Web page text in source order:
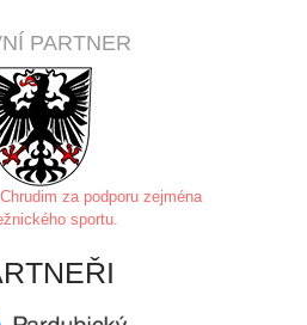
PARTNER
za podporu zejména
sportu.